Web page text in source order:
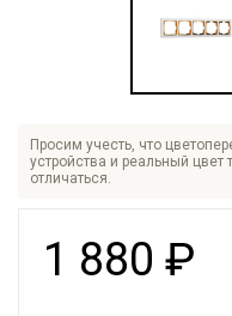
Просим учесть, что
устройства и реальный цвет
отличаться.
1 880 ₽